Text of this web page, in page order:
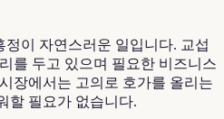
이 자연스러운 일입니다. 교섭
를 두고 있으며 필요한 비즈니스
장에서는 고의로 호가를 올리는
할 필요가 없습니다.